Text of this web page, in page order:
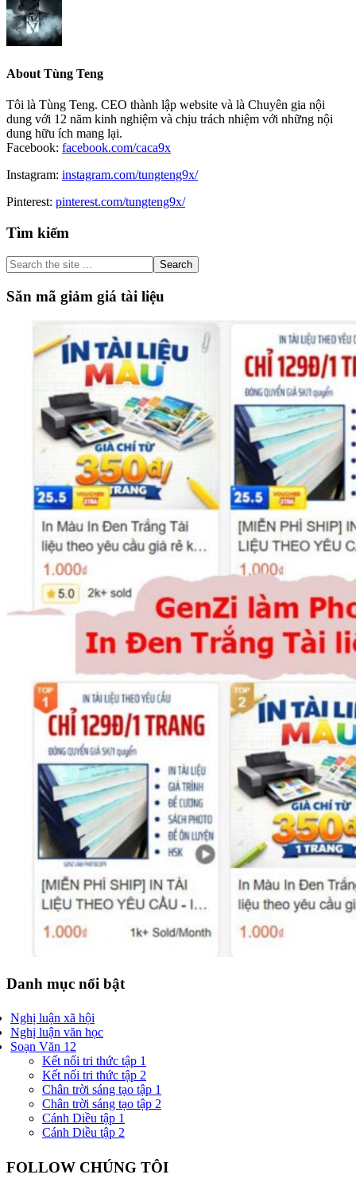
About Tùng Teng
Tôi là Tùng Teng. CEO thành lập website và là Chuyên gia nội
dung với 12 năm kinh nghiệm và chịu trách nhiệm với những nội
dung hữu ích mang lại.
Facebook: facebook.com/caca9x
Instagram: instagram.com/tungteng9x/
Pinterest: pinterest.com/tungteng9x/
Primary
Sidebar
Tìm kiếm
Search
the
site
...
Săn mã giảm giá tài liệu
Danh mục nổi bật
Nghị luận xã hội
Nghị luận văn học
Soạn Văn 12
Kết nối tri thức tập 1
Kết nối tri thức tập 2
Chân trời sáng tạo tập 1
Chân trời sáng tạo tập 2
Cánh Diều tập 1
Cánh Diều tập 2
FOLLOW CHÚNG TÔI